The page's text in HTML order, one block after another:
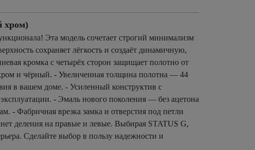
хром)
Эта модель сочетает строгий минимализм
сохраняет лёгкость и создаёт динамичную,
кромка с четырёх сторон защищает полотно от
и чёрный. - Увеличенная толщина полотна — 44
в вашем доме. - Усиленный конструктив с
- Эмаль нового поколения — без ацетона
- Фабричная врезка замка и отверстия под петли
деления на правые и левые. Выбирая STATUS G,
Сделайте выбор в пользу надежности и